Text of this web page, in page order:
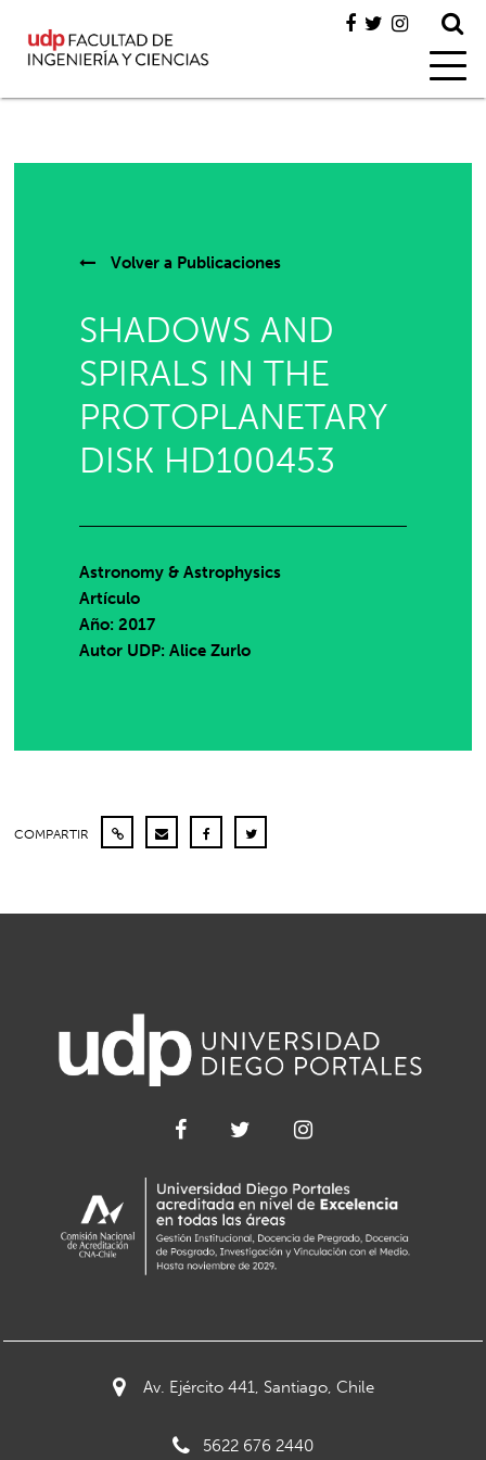
Volver a Publicaciones
SHADOWS AND
SPIRALS IN THE
PROTOPLANETARY
DISK HD100453
Astronomy & Astrophysics
Artículo
Año: 2017
Autor UDP:Alice Zurlo
COMPARTIR
Av. Ejército 441, Santiago, Chile
5622 676 2440